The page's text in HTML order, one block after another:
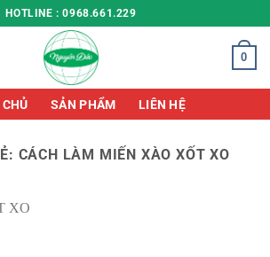
HOTLINE : 0968.661.229
0
SẢN PHẨM LIÊN HỆ
CÁCH LÀM MIẾN XÀO XỐT XO